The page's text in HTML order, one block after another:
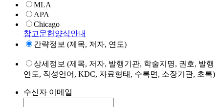
MLA
APA
Chicago
참고문헌양식안내
간략정보 (제목, 저자, 연도)
상세정보 (제목, 저자, 발행기관, 학술지명, 권호, 발행
연도, 작성언어, KDC, 자료형태, 수록면, 소장기관, 초록)
수신자 이메일